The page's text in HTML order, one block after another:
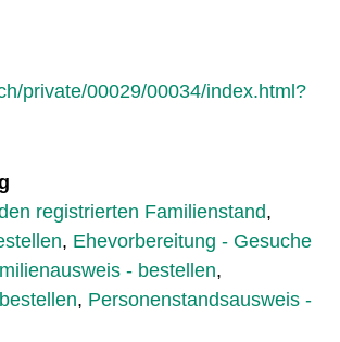
private/00029/00034/index.html?
registrierten Familienstand,
, Ehevorbereitung - Gesuche
- bestellen,
, Personenstandsausweis -